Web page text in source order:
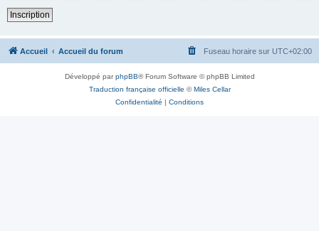
Inscription
Accueil Accueil du forum Fuseau horaire sur UTC+02:00
Développé parphpBB® Forum Software © phpBB Limited
Traduction française officielle ©Miles Cellar
Confidentialité | Conditions